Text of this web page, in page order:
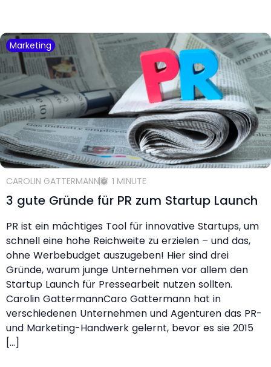
Marketing
CAROLIN GATTERMANN 1 MINUTE
3 gute Gründe für PR zum Startup Launch
PR ist ein mächtiges Tool für innovative Startups, um
schnell eine hohe Reichweite zu erzielen – und das,
ohne Werbebudget auszugeben! Hier sind drei
Gründe, warum junge Unternehmen vor allem den
Startup Launch für Pressearbeit nutzen sollten.
Carolin GattermannCaro Gattermann hat in
verschiedenen Unternehmen und Agenturen das PR-
und Marketing-Handwerk gelernt, bevor es sie 2015
[…]